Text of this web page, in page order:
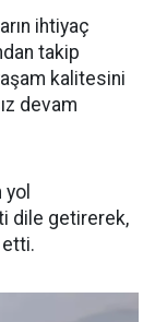
ihtiyaç
takip
kalitesini
devam
dile getirerek,